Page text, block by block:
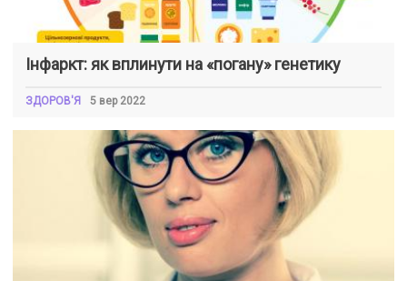
Інфаркт: як вплинути на «погану» генетику
ЗДОРОВ'Я 5 вер 2022